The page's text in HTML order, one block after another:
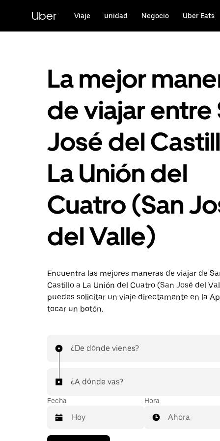
contenido
principal
Uber Viaje unidad Negocio Uber Eats
La mejor
de viajar entre
José del
La Unión del
Cuatro (San
del Valle)
Encuentra las mejores maneras de viajar de
Castillo a La Unión del Cuatro (San José del
puedes solicitar un viaje directamente en la
tocar un botón.
¿De dónde vienes?
¿A dónde vas?
Fecha Hora
Ahora